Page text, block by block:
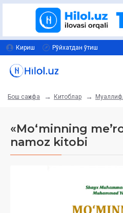
Кириш Рўйхатдан ўтиш
Бош саҳифа Китоблар
«Mo‘minning
namoz kitobi